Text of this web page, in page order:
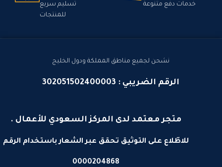
خدمات دفع متنوعة
تسليم سريع
للمنتجات
نشحن لجميع مناطق المملكة ودول الخليج
الرقم الضريبي : 302051502400003
متجر معتمد لدى المركز السعودي للأعمال .
للاطّلاع على التوثيق تحقق عبر الشعار باستخدام الرقم
0000204868